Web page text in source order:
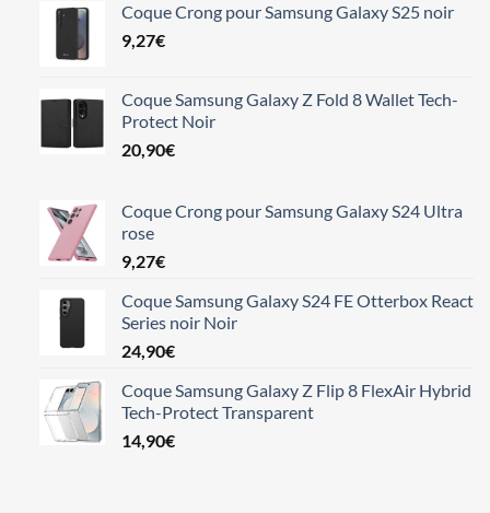
Coque Crong pour Samsung Galaxy S25 noir
9,27€
Coque Samsung Galaxy Z Fold 8 Wallet Tech-
Protect Noir
20,90€
Coque Crong pour Samsung Galaxy S24 Ultra
rose
9,27€
Coque Samsung Galaxy S24 FE Otterbox React
Series noir Noir
24,90€
Coque Samsung Galaxy Z Flip 8 FlexAir Hybrid
Tech-Protect Transparent
14,90€